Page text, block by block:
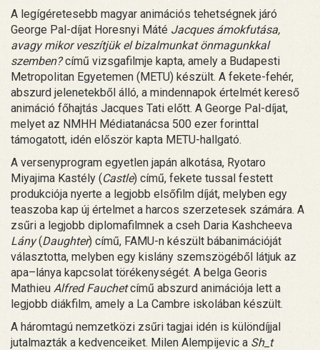
A legígéretesebb magyar animációs tehetségnek járó
George Pal-díjat Horesnyi Máté Jacques ámokfutása,
avagy mikor veszítjük el bizalmunkat önmagunkkal
szemben?című vizsgafilmje kapta, amely a Budapesti
Metropolitan Egyetemen (METU) készült. A fekete-fehér,
abszurd jelenetekből álló, a mindennapok értelmét kereső
animáció főhajtás Jacques Tati előtt. A George Pal-díjat,
melyet az NMHH Médiatanácsa 500 ezer forinttal
támogatott, idén először kapta METU-hallgató.
A versenyprogram egyetlen japán alkotása, Ryotaro
Miyajima Kastély (Castle) című, fekete tussal festett
produkciója nyerte a legjobb elsőfilm díját, melyben egy
teaszoba kap új értelmet a harcos szerzetesek számára. A
zsűri a legjobb diplomafilmnek a cseh Daria Kashcheeva
Lány(Daughter) című, FAMU-n készült bábanimációját
választotta, melyben egy kislány szemszögéből látjuk az
apa–lánya kapcsolat törékenységét. A belga Georis
Mathieu Alfred Fauchetcímű abszurd animációja lett a
legjobb diákfilm, amely a La Cambre iskolában készült.
A háromtagú nemzetközi zsűri tagjai idén is különdíjjal
jutalmazták a kedvenceiket. Milen Alempijevic a Sh_t